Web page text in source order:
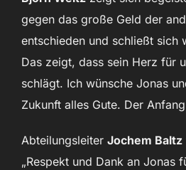
gegen das große Geld der
entschieden und schließt sich
Das zeigt, dass sein Herz für
schlägt. Ich wünsche Jonas
Zukunft alles Gute. Der
Abteilungsleiter Jochem Baltz
„Respekt und Dank an Jonas